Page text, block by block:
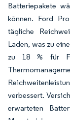
Batteriepakete
können. Ford
tägliche
Laden, was zu
zu 18 % für
verbessert.
erwarteten